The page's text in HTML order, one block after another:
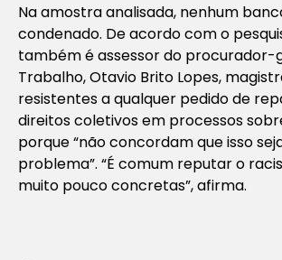
Na amostra analisada, nenhum
condenado. De acordo com o
também é assessor do procurador-
Trabalho, Otavio Brito Lopes,
resistentes a qualquer pedido de
direitos coletivos em processos
porque “não concordam que isso
problema”. “É comum reputar o
muito pouco concretas”, afirma.